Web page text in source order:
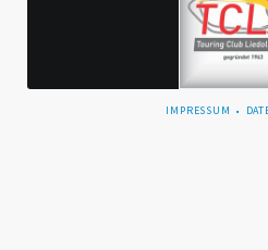
NAVIGATION
IMPRESSUM